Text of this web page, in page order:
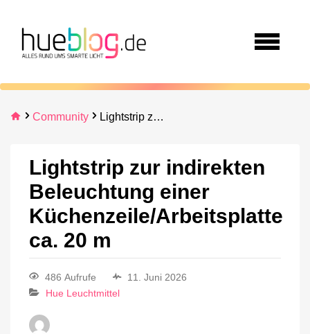
Community Lightstrip zur indirekten Beleuchtung einer Küchenzeile/Arbeitsplatte ca. 20 m
Lightstrip zur indirekten
Beleuchtung einer
Küchenzeile/Arbeitsplatte
ca. 20 m
486 Aufrufe
11. Juni 2026
Hue Leuchtmittel